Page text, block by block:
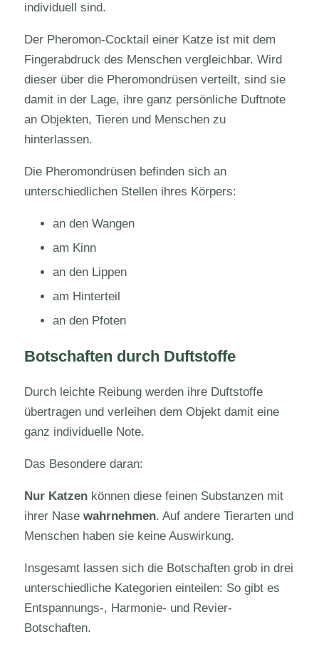
individuell sind.
Der Pheromon-Cocktail einer Katze ist mit dem
Fingerabdruck des Menschen vergleichbar. Wird
dieser über die Pheromondrüsen verteilt, sind sie
damit in der Lage, ihre ganz persönliche Duftnote
an Objekten, Tieren und Menschen zu
hinterlassen.
Die Pheromondrüsen befinden sich an
unterschiedlichen Stellen ihres Körpers:
an den Wangen
am Kinn
an den Lippen
am Hinterteil
an den Pfoten
Botschaften durch Duftstoffe
Durch leichte Reibung werden ihre Duftstoffe
übertragen und verleihen dem Objekt damit eine
ganz individuelle Note.
Das Besondere daran:
Nur Katzenkönnen diese feinen Substanzen mit
ihrer Nase wahrnehmen. Auf andere Tierarten und
Menschen haben sie keine Auswirkung.
Insgesamt lassen sich die Botschaften grob in drei
unterschiedliche Kategorien einteilen: So gibt es
Entspannungs-, Harmonie- und Revier-
Botschaften.